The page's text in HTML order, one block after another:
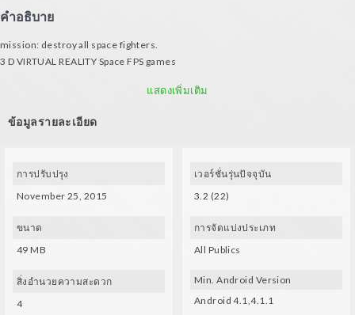
คำอธิบาย
mission: destroy all space fighters.
3 D VIRTUAL REALITY Space FPS games
Google Cardboard powered stereoscopic rendering and head tracking for
3D VR Space FPS games Cardboard
3D game for android.
The graphics are impressive and gameplay shows great potential, although it's
currently a work in progress.
You can choose to control your spaceship using either a virtual joystick or
Use your device's gyroscope to play in 360 degrees.
Your phone must have gyroscope (not to be confused with the
accelerometer).
แสดงเพิ่มเติม
ข้อมูลรายละเอียด
การปรับปรุง
November 25, 2015
ขนาด
49 MB
สิ่งอำนวยความสะดวก
4
เวอร์ชั่นรุ่นปัจจุบัน
3.2 (22)
การจัดแบ่งประเภท
All Publics
Min. Android Version
Android 4.1,4.1.1